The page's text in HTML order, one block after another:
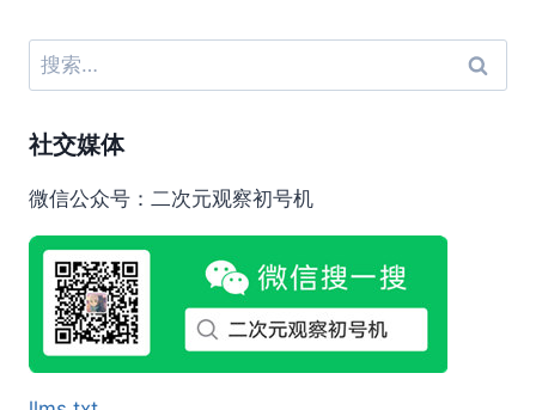
ぷ
ん
お
れ)]
PULCHRE
BENE
RECTE!
搜
索：
社交媒体
微信公众号：二次元观察初号机